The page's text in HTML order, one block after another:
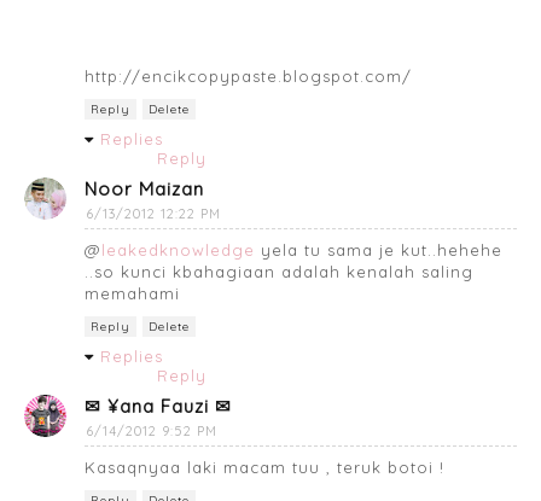
http://encikcopypaste.blogspot.com/
Reply Delete
Replies
Reply
Noor Maizan
6/13/2012 12:22 PM
@leakedknowledge yela tu sama je kut..hehehe
..so kunci kbahagiaan adalah kenalah saling
memahami
Reply Delete
Replies
Reply
✉ ¥ana Fauzi ✉
6/14/2012 9:52 PM
Kasaqnyaa laki macam tuu , teruk botoi !